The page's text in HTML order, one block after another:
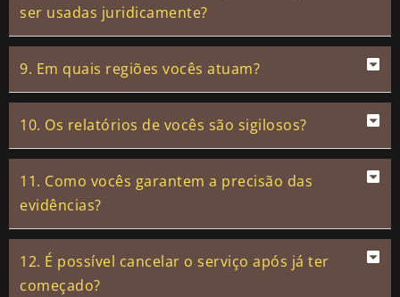
ser usadas juridicamente?
9. Em quais regiões vocês atuam?
10. Os relatórios de vocês são sigilosos?
11. Como vocês garantem a precisão das
evidências?
12. É possível cancelar o serviço após já ter
começado?